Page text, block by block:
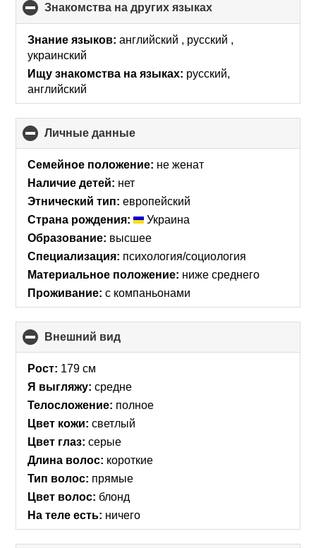
Знакомства на других языках
to
collapse
Знание языков: английский , русский ,
украинский
Ищу знакомства на языках: русский,
английский
Личные данные
to
collapse
Семейное положение: не женат
Наличие детей: нет
Этнический тип: европейский
Страна рождения:
Украина
Образование: высшее
Специализация: психология/социология
Материальное положение: ниже среднего
Проживание: с компаньонами
Внешний вид
to
Рост: 179 см
Я выгляжу: средне
Телосложение: полное
Цвет кожи: светлый
Цвет глаз: серые
Длина волос: короткие
Тип волос: прямые
Цвет волос: блонд
На теле есть: ничего